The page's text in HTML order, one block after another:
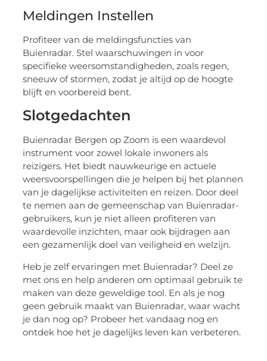
Meldingen Instellen
Profiteer van de meldingsfuncties van
Buienradar. Stel waarschuwingen in voor
specifieke weersomstandigheden, zoals regen,
sneeuw of stormen, zodat je altijd op de hoogte
blijft en voorbereid bent.
Slotgedachten
Buienradar Bergen op Zoom is een waardevol
instrument voor zowel lokale inwoners als
reizigers. Het biedt nauwkeurige en actuele
weersvoorspellingen die je helpen bij het plannen
van je dagelijkse activiteiten en reizen. Door deel
te nemen aan de gemeenschap van Buienradar-
gebruikers, kun je niet alleen profiteren van
waardevolle inzichten, maar ook bijdragen aan
een gezamenlijk doel van veiligheid en welzijn.
Heb je zelf ervaringen met Buienradar? Deel ze
met ons en help anderen om optimaal gebruik te
maken van deze geweldige tool. En als je nog
geen gebruik maakt van Buienradar, waar wacht
je dan nog op? Probeer het vandaag nog en
ontdek hoe het je dagelijks leven kan verbeteren.